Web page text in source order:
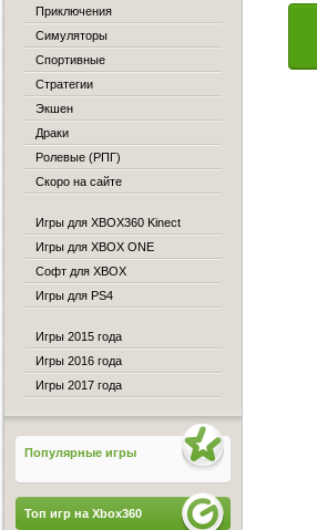
Приключения
Симуляторы
Спортивные
Стратегии
Экшен
Драки
Ролевые (РПГ)
Скоро на сайте
Игры для XBOX360 Kinect
Игры для XBOX ONE
Софт для XBOX
Игры для PS4
Игры 2015 года
Игры 2016 года
Игры 2017 года
Популярные игры
Топ игр на Xbox360